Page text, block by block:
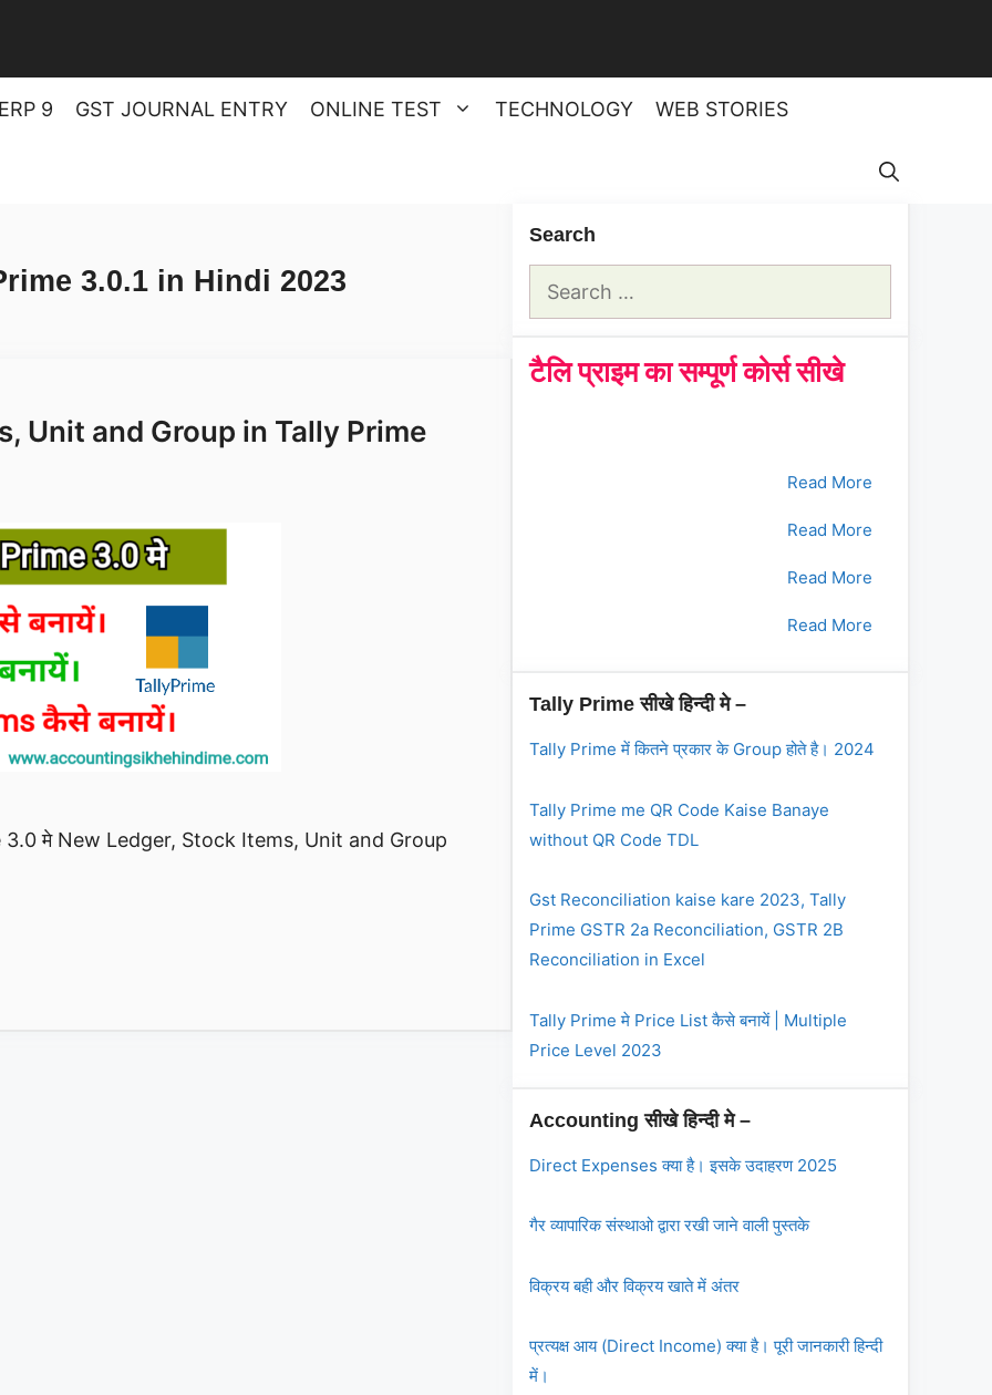
9 GST JOURNAL ENTRY ONLINE TEST TECHNOLOGY WEB STORIES
3.0.1 in Hindi 2023
Unit and Group in Tally Prime
3.0 मे New Ledger, Stock Items, Unit and Group
Search
Search
टैलि प्राइम का सम्पूर्ण कोर्स सीखे
Read More
Read More
Read More
Read More
Tally Prime सीखे हिन्दी मे –
Tally Prime में कितने प्रकार के Group होते है। 2024
Tally Prime me QR Code Kaise Banaye
without QR Code TDL
Gst Reconciliation kaise kare 2023, Tally
Prime GSTR 2a Reconciliation, GSTR 2B
Reconciliation in Excel
Tally Prime मे Price List कैसे बनायें | Multiple
Price Level 2023
Accounting सीखे हिन्दी मे –
Direct Expenses क्या है। इसके उदाहरण 2025
गैर व्यापारिक संस्थाओ द्वारा रखी जाने वाली पुस्तके
विक्रय बही और विक्रय खाते में अंतर
प्रत्यक्ष आय (Direct Income) क्या है। पूरी जानकारी हिन्दी
में।